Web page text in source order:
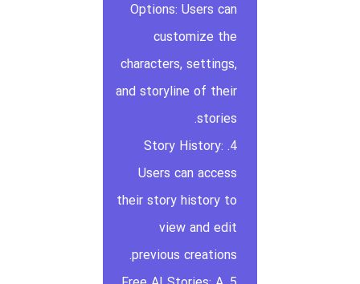
Options: Users can
customize the
characters, settings,
and storyline of their
stories.
4. Story History:
Users can access
their story history to
view and edit
previous creations.